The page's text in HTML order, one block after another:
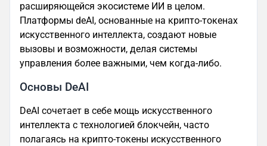
расширяющейся экосистеме ИИ в целом.
Платформы deAI, основанные на крипто-токенах
искусственного интеллекта, создают новые
вызовы и возможности, делая системы
управления более важными, чем когда-либо.
Основы DeAI
DeAI сочетает в себе мощь искусственного
интеллекта с технологией блокчейн, часто
полагаясь на крипто-токены искусственного